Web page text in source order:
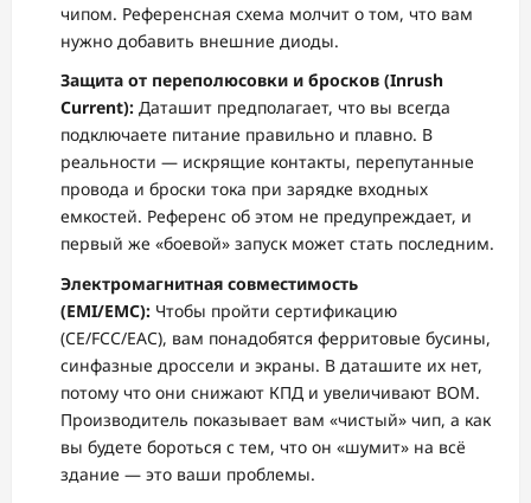
чипом. Референсная схема молчит о том, что вам
нужно добавить внешние диоды.
Защита от переполюсовки и бросков (Inrush
Current): Даташит предполагает, что вы всегда
подключаете питание правильно и плавно. В
реальности — искрящие контакты, перепутанные
провода и броски тока при зарядке входных
емкостей. Референс об этом не предупреждает, и
первый же «боевой» запуск может стать последним.
Электромагнитная совместимость
(EMI/EMC): Чтобы пройти сертификацию
(CE/FCC/EAC), вам понадобятся ферритовые бусины,
синфазные дроссели и экраны. В даташите их нет,
потому что они снижают КПД и увеличивают BOM.
Производитель показывает вам «чистый» чип, а как
вы будете бороться с тем, что он «шумит» на всё
здание — это ваши проблемы.